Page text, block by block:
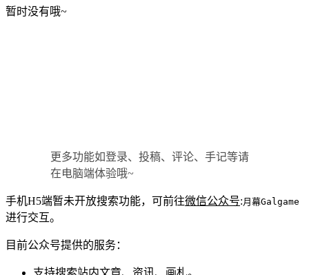
暂时没有哦~
更多功能如登录、投稿、评论、手记等请
在电脑端体验哦~
手机H5端暂未开放搜索功能，可前往微信公众号:月幕Galgame
进行交互。
目前公众号提供的服务：